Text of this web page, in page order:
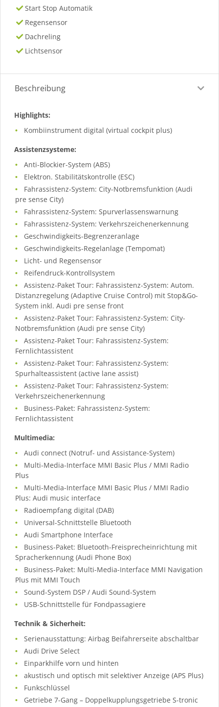
Start Stop Automatik
Regensensor
Dachreling
Lichtsensor
Beschreibung
Highlights:
Kombiinstrument digital (virtual cockpit plus)
Assistenzsysteme:
Anti-Blockier-System (ABS)
Elektron. Stabilitätskontrolle (ESC)
Fahrassistenz-System: City-Notbremsfunktion (Audi
pre sense City)
Fahrassistenz-System: Spurverlassenswarnung
Fahrassistenz-System: Verkehrszeichenerkennung
Geschwindigkeits-Begrenzeranlage
Geschwindigkeits-Regelanlage (Tempomat)
Licht- und Regensensor
Reifendruck-Kontrollsystem
Assistenz-Paket Tour: Fahrassistenz-System: Autom.
Distanzregelung (Adaptive Cruise Control) mit Stop&Go-
System inkl. Audi pre sense front
Assistenz-Paket Tour: Fahrassistenz-System: City-
Notbremsfunktion (Audi pre sense City)
Assistenz-Paket Tour: Fahrassistenz-System:
Fernlichtassistent
Assistenz-Paket Tour: Fahrassistenz-System:
Spurhalteassistent (active lane assist)
Assistenz-Paket Tour: Fahrassistenz-System:
Verkehrszeichenerkennung
Business-Paket: Fahrassistenz-System:
Fernlichtassistent
Multimedia:
Audi connect (Notruf- und Assistance-System)
Multi-Media-Interface MMI Basic Plus / MMI Radio
Plus
Multi-Media-Interface MMI Basic Plus / MMI Radio
Plus: Audi music interface
Radioempfang digital (DAB)
Universal-Schnittstelle Bluetooth
Audi Smartphone Interface
Business-Paket: Bluetooth-Freisprecheinrichtung mit
Spracherkennung (Audi Phone Box)
Business-Paket: Multi-Media-Interface MMI Navigation
Plus mit MMI Touch
Sound-System DSP / Audi Sound-System
USB-Schnittstelle für Fondpassagiere
Technik & Sicherheit:
Serienausstattung: Airbag Beifahrerseite abschaltbar
Audi Drive Select
Einparkhilfe vorn und hinten
akustisch und optisch mit selektiver Anzeige (APS Plus)
Funkschlüssel
Getriebe 7-Gang – Doppelkupplungsgetriebe S-tronic